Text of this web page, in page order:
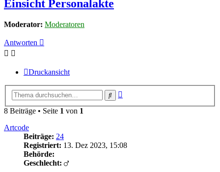
Einsicht Personalakte
Moderator: Moderatoren
Antworten
Druckansicht
Suche
8 Beiträge • Seite 1 von 1
Artcode
Beiträge: 24
Registriert: 13. Dez 2023, 15:08
Behörde:
Geschlecht: